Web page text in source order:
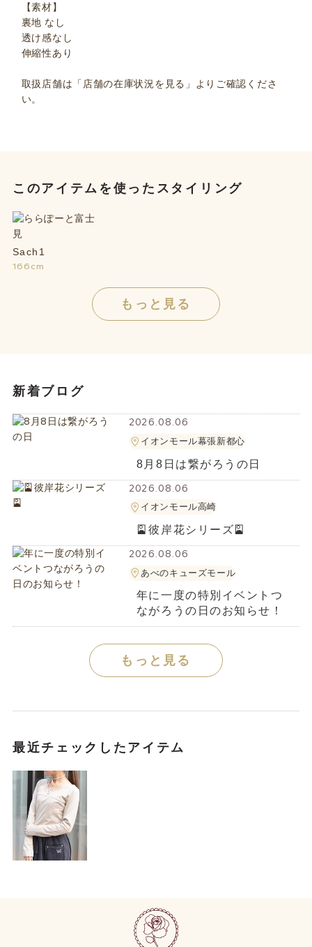
【素材】
裏地 なし
透け感なし
伸縮性あり
取扱店舗は「店舗の在庫状況を見る」よりご確認くださ
い。
このアイテムを使ったスタイリング
Sach1
166cm
もっと見る
新着ブログ
2026.08.06
イオンモール幕張新都心
8月8日は繋がろうの日
2026.08.06
イオンモール高崎
🎴彼岸花シリーズ🎴
2026.08.06
あべのキューズモール
年に一度の特別イベントつ
ながろうの日のお知らせ！
もっと見る
最近チェックしたアイテム